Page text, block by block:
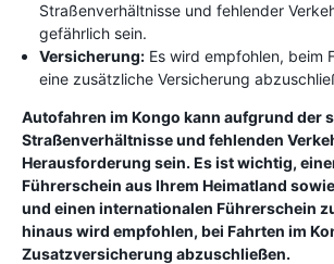
Straßenverhältnisse und fehlender
gefährlich sein.
Versicherung: Es wird empfohlen, beim
eine zusätzliche Versicherung
Autofahren im Kongo kann aufgrund der
Straßenverhältnisse und fehlenden
Herausforderung sein. Es ist wichtig,
Führerschein aus Ihrem Heimatland
und einen internationalen Führerschein
hinaus wird empfohlen, bei Fahrten im
Zusatzversicherung abzuschließen.